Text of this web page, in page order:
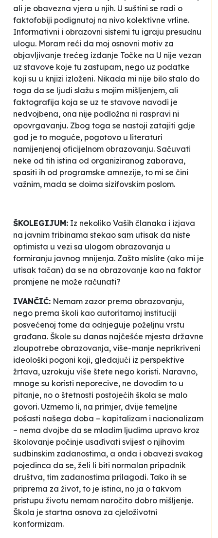
ali je obavezna vjera u njih. U suštini se radi o
faktofobiji podignutoj na nivo kolektivne vrline.
Informativni i obrazovni sistemi tu igraju presudnu
ulogu. Moram reći da moj osnovni motiv za
objavljivanje trećeg izdanje Točke na U nije vezan
uz stavove koje tu zastupam, nego uz podatke
koji su u knjizi izloženi. Nikada mi nije bilo stalo do
toga da se ljudi slažu s mojim mišljenjem, ali
faktografija koja se uz te stavove navodi je
nedvojbena, ona nije podložna ni raspravi ni
opovrgavanju. Zbog toga se nastoji zatajiti gdje
god je to moguće, pogotovo u literaturi
namijenjenoj oficijelnom obrazovanju. Sačuvati
neke od tih istina od organiziranog zaborava,
spasiti ih od programske amnezije, to mi se čini
važnim, mada se doima sizifovskim poslom.
ŠKOLEGIJUM: Iz nekoliko Vaših članaka i izjava
na javnim tribinama stekao sam utisak da niste
optimista u vezi sa ulogom obrazovanja u
formiranju javnog mnijenja. Zašto mislite (ako mi je
utisak tačan) da se na obrazovanje kao na faktor
promjene ne može računati?
IVANČIĆ: Nemam zazor prema obrazovanju,
nego prema školi kao autoritarnoj instituciji
posvećenoj tome da odnjeguje poželjnu vrstu
građana. Škole su danas najčešće mjesta državne
zloupotrebe obrazovanja, više-manje neprikriveni
ideološki pogoni koji, gledajući iz perspektive
žrtava, uzrokuju više štete nego koristi. Naravno,
mnoge su koristi neporecive, ne dovodim to u
pitanje, no o štetnosti postojećih škola se malo
govori. Uzmemo li, na primjer, dvije temeljne
pošasti našega doba – kapitalizam i nacionalizam
– nema dvojbe da se mladim ljudima upravo kroz
školovanje počinje usađivati svijest o njihovim
sudbinskim zadanostima, a onda i obavezi svakog
pojedinca da se, želi li biti normalan pripadnik
društva, tim zadanostima prilagodi. Tako ih se
priprema za život, to je istina, no ja o takvom
pristupu životu nemam naročito dobro mišljenje.
Škola je startna osnova za cjeloživotni
konformizam.